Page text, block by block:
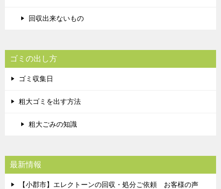
回収出来ないもの
ゴミの出し方
ゴミ収集日
粗大ゴミを出す方法
粗大ごみの知識
最新情報
【小郡市】エレクトーンの回収・処分ご依頼 お客様の声